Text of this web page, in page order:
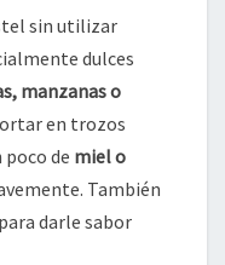
sin utilizar
dulces
manzanas o
en trozos
de miel o
También
para darle sabor